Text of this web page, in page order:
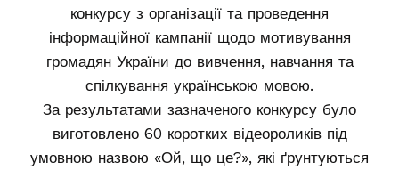
конкурсу з організації та проведення
інформаційної кампанії щодо мотивування
громадян України до вивчення, навчання та
спілкування українською мовою.
За результатами зазначеного конкурсу було
виготовлено 60 коротких відеороликів під
умовною назвою «Ой, що це?», які ґрунтуються